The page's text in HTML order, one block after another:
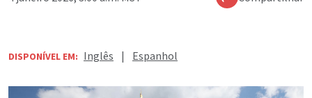
DISPONÍVEL EM: Inglês | Espanhol